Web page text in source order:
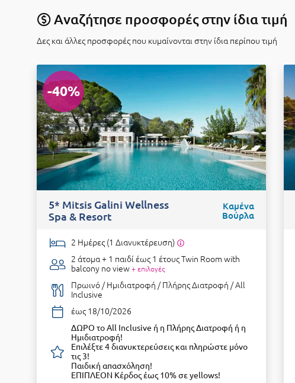
Αναζήτησε προσφορές στην ίδια τιμή
Δες και άλλες προσφορές που κυμαίνονται στην ίδια περίπου τιμή
-40%
5* Mitsis Galini Wellness
Spa & Resort
Καμένα
Βούρλα
2 Ημέρες (1 Διανυκτέρευση)
2 άτομα + 1 παιδί έως 1 έτουςTwin Room with
balcony no view+ επιλογές
Πρωινό / Ημιδιατροφή / Πλήρης Διατροφή / All
Inclusive
έως 18/10/2026
ΔΩΡΟ το All Inclusive ή η Πλήρης Διατροφή ή η
Ημιδιατροφή!
Επιλέξτε 4 διανυκτερεύσεις και πληρώστε μόνο
τις 3!
Παιδική απασχόληση!
ΕΠΙΠΛΕΟΝ Κέρδος έως 10% σε yellows!